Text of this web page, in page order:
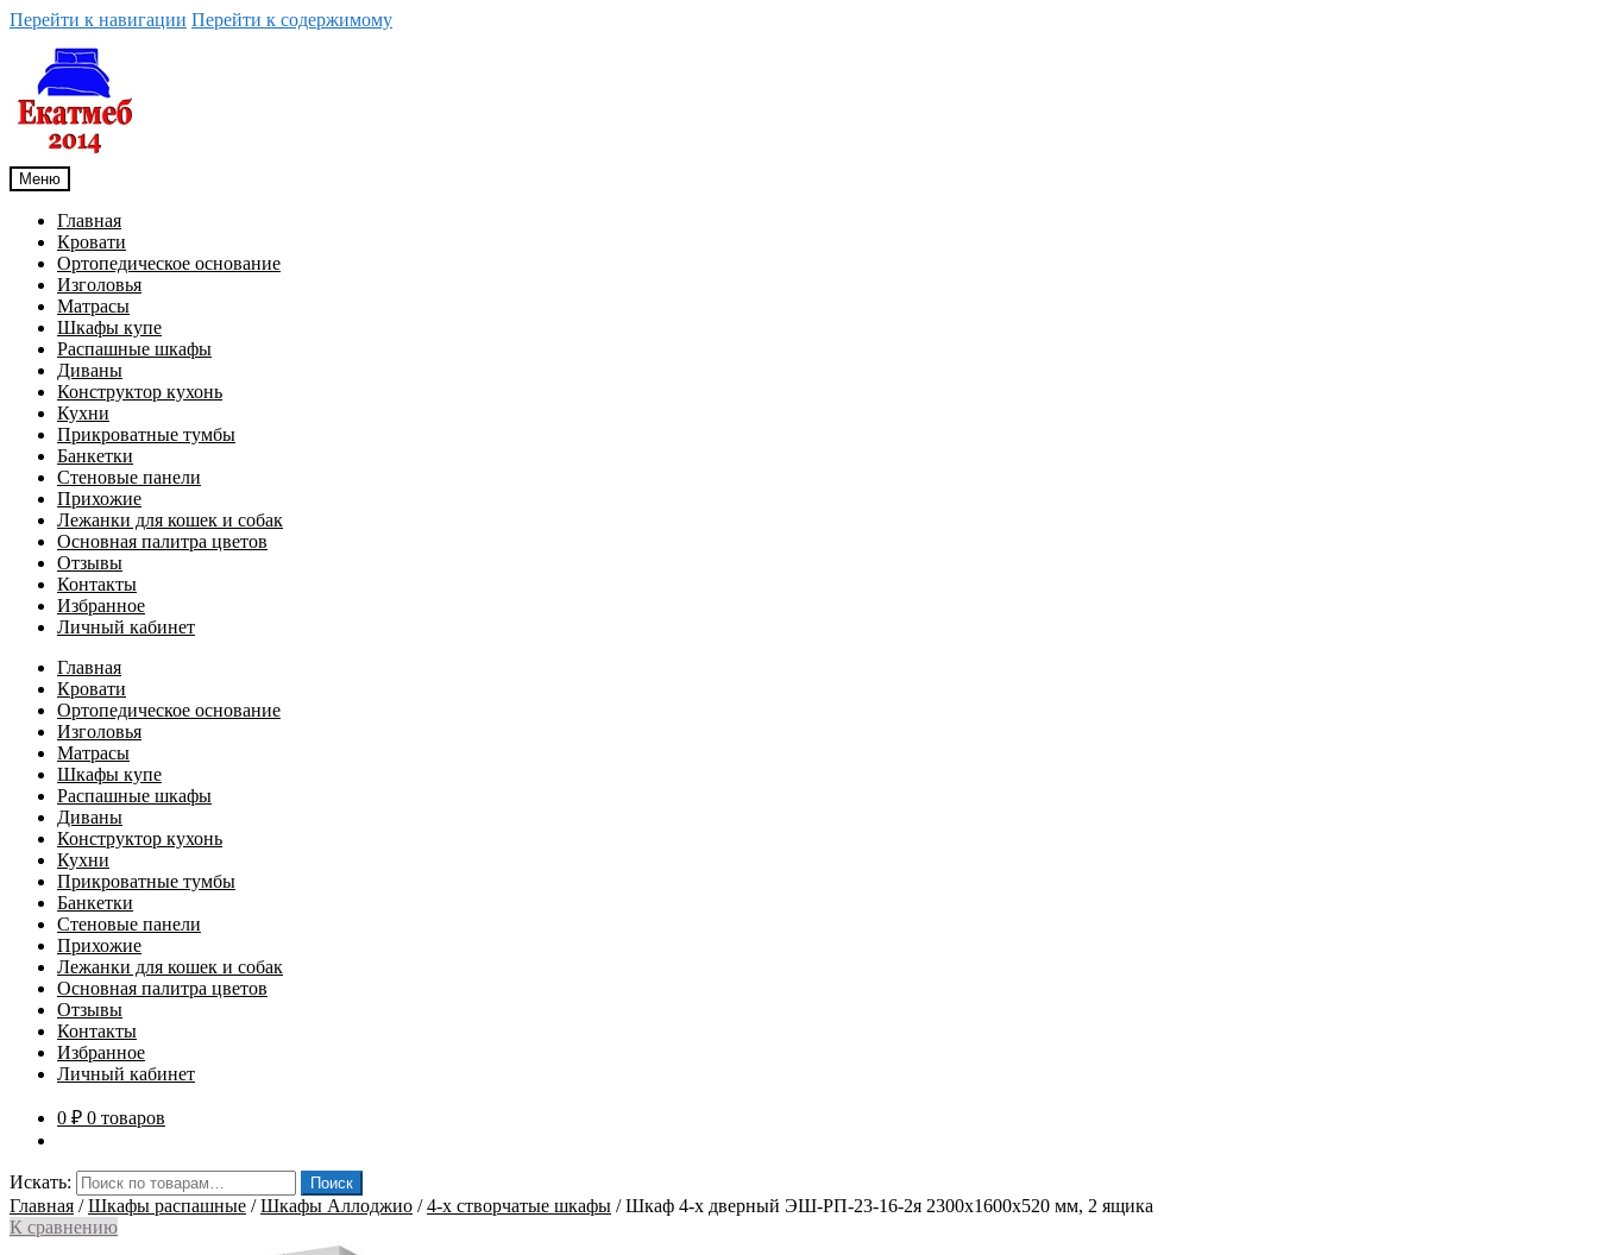
Перейти к навигации Перейти к содержимому
Меню
Главная
Кровати
Ортопедическое основание
Изголовья
Матрасы
Шкафы купе
Распашные шкафы
Диваны
Конструктор кухонь
Кухни
Прикроватные тумбы
Банкетки
Стеновые панели
Прихожие
Лежанки для кошек и собак
Основная палитра цветов
Отзывы
Контакты
Избранное
Личный кабинет
Главная
Кровати
Ортопедическое основание
Изголовья
Матрасы
Шкафы купе
Распашные шкафы
Диваны
Конструктор кухонь
Кухни
Прикроватные тумбы
Банкетки
Стеновые панели
Прихожие
Лежанки для кошек и собак
Основная палитра цветов
Отзывы
Контакты
Избранное
Личный кабинет
0 ₽ 0 товаров
Искать: Поиск
Главная /Шкафы распашные /Шкафы Аллоджио /4-х створчатые шкафы /Шкаф 4-х дверный ЭШ-РП-23-16-2я 2300x1600x520 мм, 2 ящика
К сравнению